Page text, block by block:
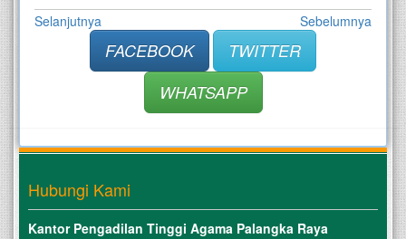
Selanjutnya
Sebelumnya
FACEBOOK
TWITTER
WHATSAPP
Hubungi Kami
Kantor Pengadilan Tinggi Agama Palangka Raya